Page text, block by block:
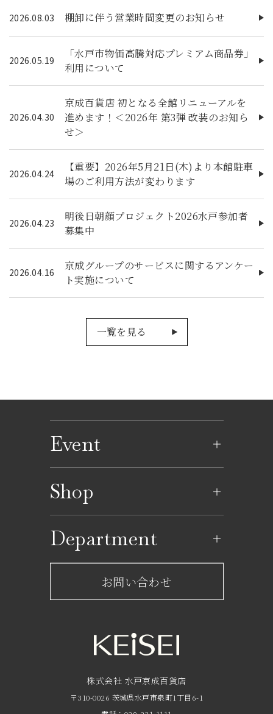
2026.08.03 棚卸に伴う営業時間変更のお知らせ
2026.05.19
「水戸市物価高騰対応プレミアム商品券」
利用について
2026.04.30
京成百貨店 初となる全館リニューアルを
進めます！＜2026年 第3弾 改装のお知ら
せ＞
2026.04.24
【重要】2026年5月21日(木)より本館駐車
場のご利用方法が変わります
2026.04.23
明後日朝顔プロジェクト2026水戸参加者
募集中
2026.04.16
京成グループのサービスに関するアンケー
ト実施について
一覧を見る
Event
イベントカレンダー
Shop
レストラン一覧
ショップからのお知らせ
フロアガイド
Department
サービスのご案内
京成友の会
京成ポイントカードについて
お問い合わせ
株式会社 水戸京成百貨店
〒310-0026 茨城県水戸市泉町1丁目6-1